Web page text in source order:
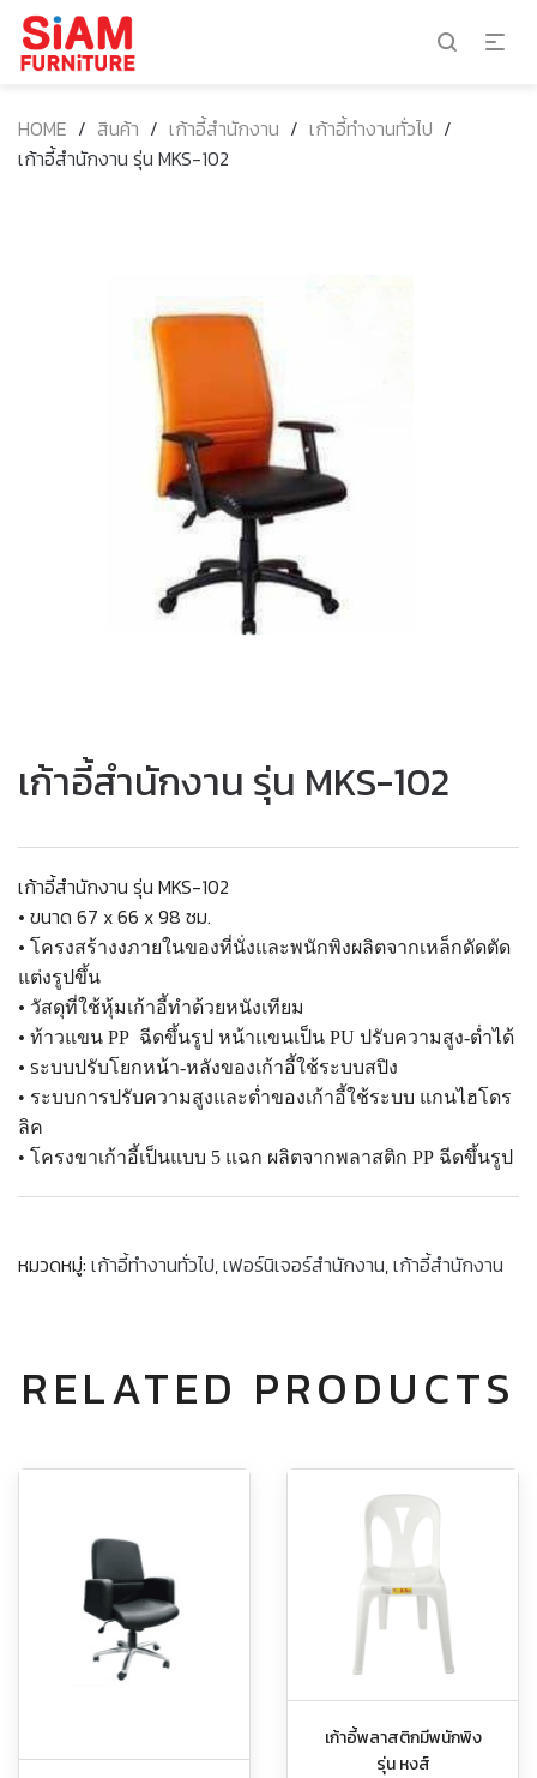
HOME / สินค้า / เก้าอี้สำนักงาน / เก้าอี้ทำงานทั่วไป /
เก้าอี้สำนักงาน รุ่น MKS-102
เก้าอี้สำนักงาน รุ่น MKS-102
เก้าอี้สำนักงาน รุ่น MKS-102
• ขนาด 67 x 66 x 98 ซม.
• โครงสร้างงภายในของที่นั่งและพนักพิงผลิตจากเหล็กดัดตัด
แต่งรูปขึ้น
• วัสดุที่ใช้หุ้มเก้าอี้ทำด้วยหนังเทียม
• ท้าวแขน PP ฉีดขึ้นรูป หน้าแขนเป็น PU ปรับความสูง-ต่ำได้
• ระบบปรับโยกหน้า-หลังของเก้าอี้ใช้ระบบสปิง
• ระบบการปรับความสูงและต่ำของเก้าอี้ใช้ระบบ แกนไฮโดร
ลิค
• โครงขาเก้าอี้เป็นแบบ 5 แฉก ผลิตจากพลาสติก PP ฉีดขึ้นรูป
หมวดหมู่: เก้าอี้ทำงานทั่วไป,เฟอร์นิเจอร์สำนักงาน,เก้าอี้สำนักงาน
RELATED PRODUCTS
เก้าอี้พลาสติกมีพนักพิง
รุ่น หงส์